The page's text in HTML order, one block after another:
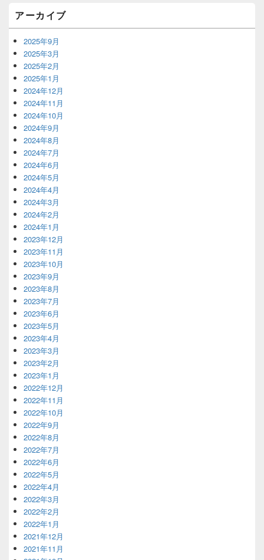
リ
ア
アーカイブ
2025年9月
2025年3月
2025年2月
2025年1月
2024年12月
2024年11月
2024年10月
2024年9月
2024年8月
2024年7月
2024年6月
2024年5月
2024年4月
2024年3月
2024年2月
2024年1月
2023年12月
2023年11月
2023年10月
2023年9月
2023年8月
2023年7月
2023年6月
2023年5月
2023年4月
2023年3月
2023年2月
2023年1月
2022年12月
2022年11月
2022年10月
2022年9月
2022年8月
2022年7月
2022年6月
2022年5月
2022年4月
2022年3月
2022年2月
2022年1月
2021年12月
2021年11月